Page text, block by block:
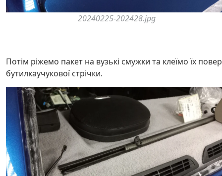
20240225-202428.jpg
Потім ріжемо пакет на вузькі смужки та клеїмо їх
бутилкаучукової стрічки.